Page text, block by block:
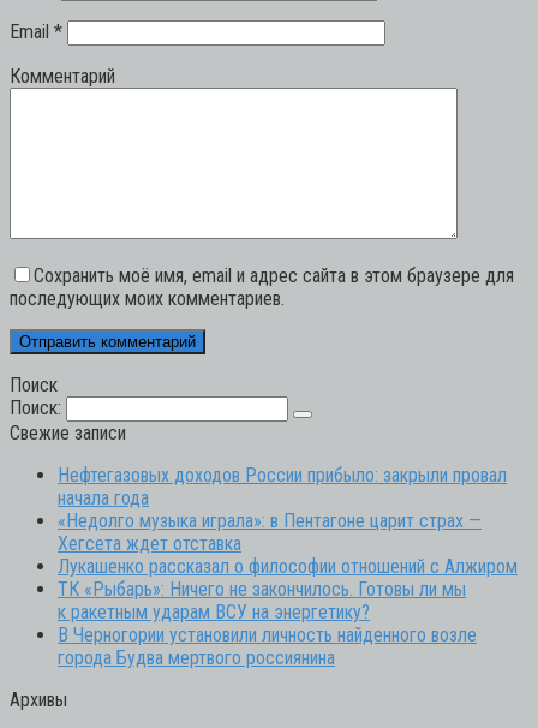
Email *
Комментарий
Сохранить моё имя, email и адрес сайта в этом браузере для
последующих моих комментариев.
Поиск
Поиск:
Свежие записи
Нефтегазовых доходов России прибыло: закрыли провал
начала года
«Недолго музыка играла»: в Пентагоне царит страх —
Хегсета ждет отставка
Лукашенко рассказал о философии отношений с Алжиром
ТК «Рыбарь»: Ничего не закончилось. Готовы ли мы
к ракетным ударам ВСУ на энергетику?
В Черногории установили личность найденного возле
города Будва мертвого россиянина
Архивы